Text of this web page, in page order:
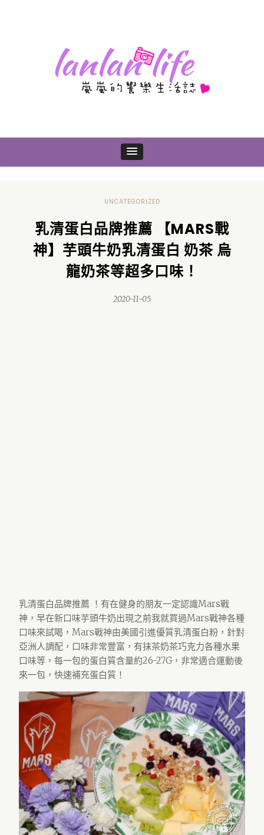
UNCATEGORIZED
乳清蛋白品牌推薦 【MARS戰
神】芋頭牛奶乳清蛋白 奶茶 烏
龍奶茶等超多口味！
2020-11-05
乳清蛋白品牌推薦 ！有在健身的朋友一定認識Mars戰
神，早在新口味芋頭牛奶出現之前我就買過Mars戰神各種
口味來試喝，Mars戰神由美國引進優質乳清蛋白粉，針對
亞洲人調配，口味非常豐富，有抹茶奶茶巧克力各種水果
口味等，每一包的蛋白質含量約26-27G，非常適合運動後
來一包，快速補充蛋白質！